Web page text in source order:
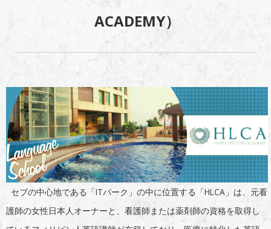
ACADEMY）
セブの中心地である「ITパーク」の中に位置する「HLCA」は、元看
護師の女性日本人オーナーと、看護師または薬剤師の資格を取得し